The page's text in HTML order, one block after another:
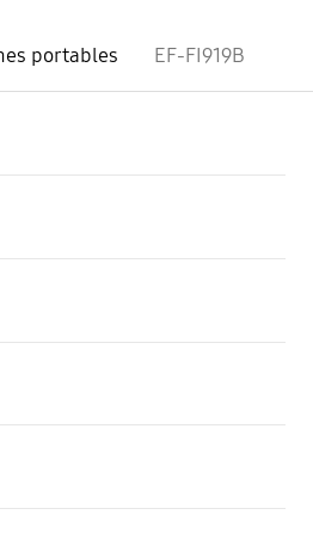
portables
EF-FI919B